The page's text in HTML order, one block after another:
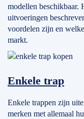
modellen beschikbaar.
uitvoeringen
voordelen zijn en
markt.
Enkele trap
Enkele trappen zijn
merken met allemaal